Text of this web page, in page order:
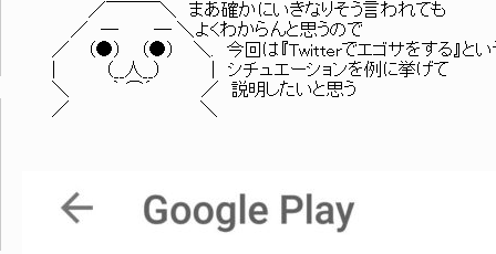
／￣￣￣＼ まあ確かにいきなりそう言われても
／ ─ ─ ＼よくわからんと思うので
／ （●） （●） ＼. 今回は『Twitterでエゴサをする』とい
| （__人__） | シチュエーションを例に挙げて
＼ ｀ ⌒´ ／ 説明したいと思う
／ ＼